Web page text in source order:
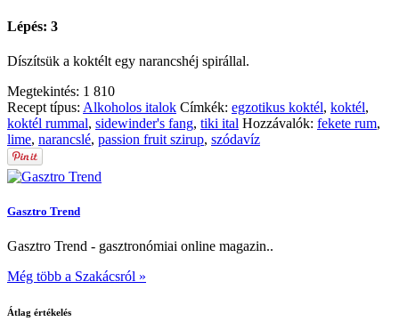
Lépés: 3
Díszítsük a koktélt egy narancshéj spirállal.
Megtekintés: 1 810
Recept típus: Alkoholos italok Címkék: egzotikus koktél, koktél,
koktél rummal, sidewinder's fang, tiki ital Hozzávalók: fekete rum,
lime, narancslé, passion fruit szirup, szódavíz
Gasztro Trend
Gasztro Trend - gasztronómiai online magazin..
Még több a Szakácsról »
Átlag értékelés